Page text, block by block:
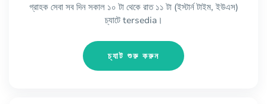
গ্রাহক সেবা সব দিন সকাল ১০ টা থেকে রাত ১১ টা (ইস্টার্ন টাইম, ইউএস)
চ্যাটে tersedia।
চ্যাট শুরু করুন